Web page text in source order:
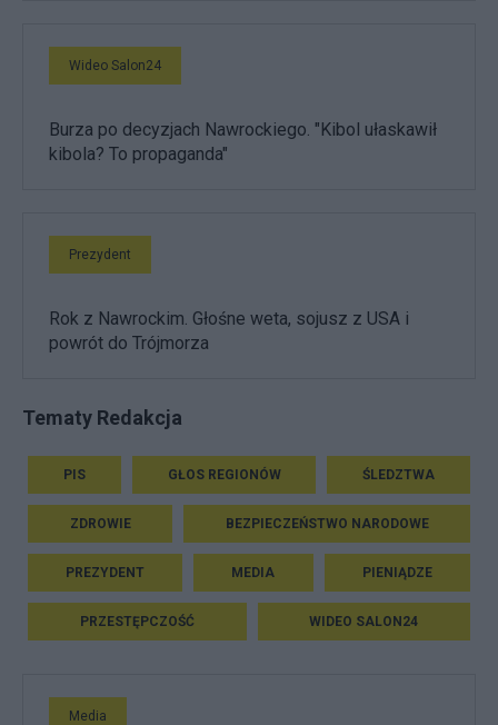
Wideo Salon24
Burza po decyzjach Nawrockiego. "Kibol ułaskawił
kibola? To propaganda"
Prezydent
Rok z Nawrockim. Głośne weta, sojusz z USA i
powrót do Trójmorza
Tematy Redakcja
PIS GŁOS REGIONÓW ŚLEDZTWA
ZDROWIE BEZPIECZEŃSTWO NARODOWE
PREZYDENT MEDIA PIENIĄDZE
PRZESTĘPCZOŚĆ WIDEO SALON24
Media